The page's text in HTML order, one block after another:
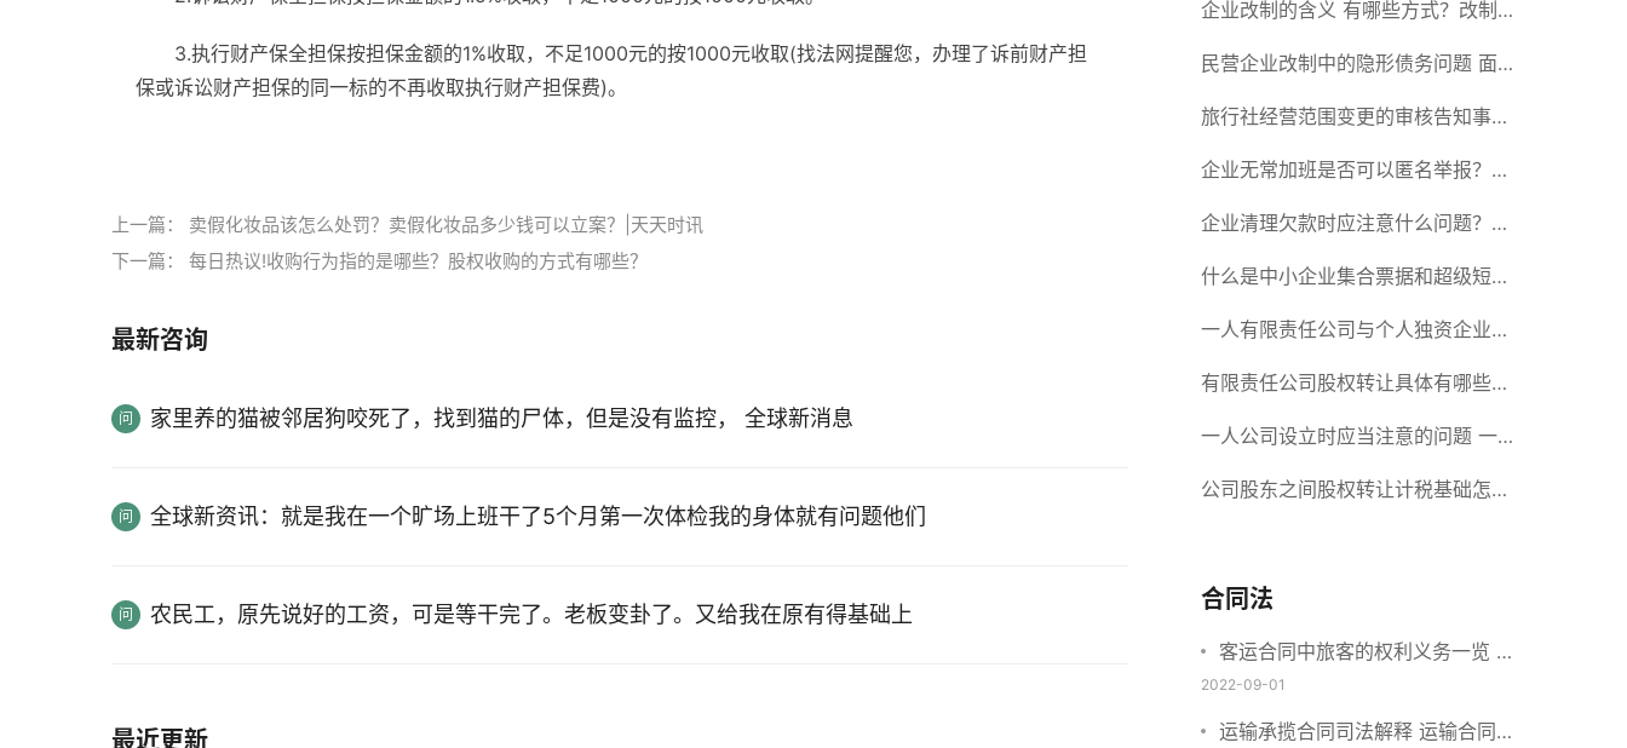
3.执行财产保全担保按担保金额的1%收取，不足1000元的按1000元收取(找法网提醒您，办理了诉前财产担
保或诉讼财产担保的同一标的不再收取执行财产担保费)。
上一篇： 卖假化妆品该怎么处罚？卖假化妆品多少钱可以立案？|天天时讯
下一篇： 每日热议!收购行为指的是哪些？股权收购的方式有哪些？
最新咨询
家里养的猫被邻居狗咬死了，找到猫的尸体，但是没有监控， 全球新消息
全球新资讯：就是我在一个旷场上班干了5个月第一次体检我的身体就有问题他们
农民工，原先说好的工资，可是等干完了。老板变卦了。又给我在原有得基础上
最近更新
企业改制的含义 有哪些方式？改制
后国企员工属于什么性质？
民营企业改制中的隐形债务问题 面
对隐形债务问题应该如何解决？
旅行社经营范围变更的审核告知事项
旅游业的发展现状和趋势
企业无常加班是否可以匿名举报？强
制加班公司没有加班费怎么办？
企业清理欠款时应注意什么问题？企
业短期借款需要注意哪些事项？
什么是中小企业集合票据和超级短期
融资券？一起来了解一下吧！
一人有限责任公司与个人独资企业的
区别 这些知识你都知道吗？
有限责任公司股权转让具体有哪些形
式？来了解下这五种形式
一人公司设立时应当注意的问题 一
人公司的特征
公司股东之间股权转让计税基础怎么
合什么要件？
合同法
客运合同中旅客的权利义务一览 主
要包括这些内容
2022-09-01
运输承揽合同司法解释 运输合同中